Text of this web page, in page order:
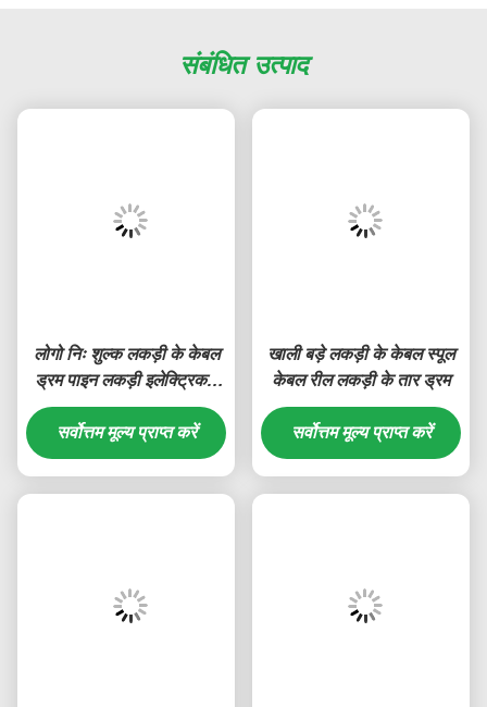
संबंधित उत्पाद
लोगो निः शुल्क लकड़ी के केबल
ड्रम पाइन लकड़ी इलेक्ट्रिकल
स्पूल OEM सेवाएं
सर्वोत्तम मूल्य प्राप्त करें
खाली बड़े लकड़ी के केबल स्पूल
केबल रील लकड़ी के तार ड्रम
सर्वोत्तम मूल्य प्राप्त करें